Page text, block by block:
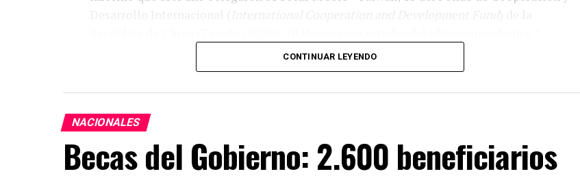
becas de Maestría en Ciencias Policiales, con los que totalizan 76 becas.
experiencia que transformará sus vidas.
Cooperación educativa, uno de los pilares de la amistad entre
CONTINUAR LEYENDO
NACIONALES
Becas del Gobierno: 2.600 beneficiarios